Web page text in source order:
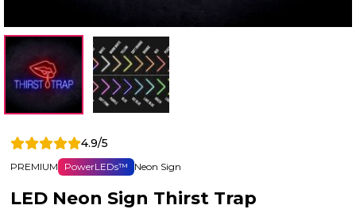
4.9/5
PREMIUM PowerLEDs™ Neon Sign
LED Neon Sign Thirst Trap